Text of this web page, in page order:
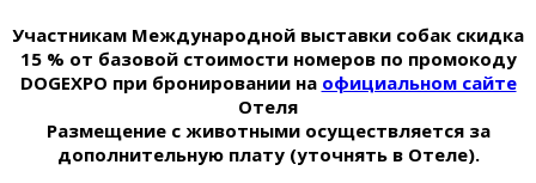
Участникам Международной выставки собак скидка
15 % от базовой стоимости номеров по промокоду
DOGEXPO при бронировании на официальном сайте
Отеля
Размещение с животными осуществляется за
дополнительную плату (уточнять в Отеле).